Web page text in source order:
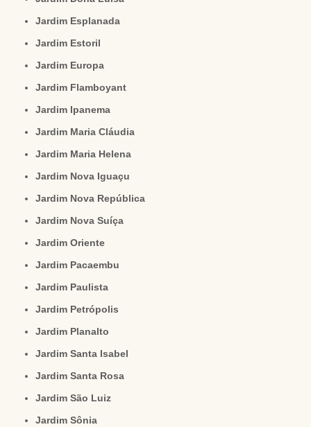
Jardim Esplanada
Jardim Estoril
Jardim Europa
Jardim Flamboyant
Jardim Ipanema
Jardim Maria Cláudia
Jardim Maria Helena
Jardim Nova Iguaçu
Jardim Nova República
Jardim Nova Suíça
Jardim Oriente
Jardim Pacaembu
Jardim Paulista
Jardim Petrópolis
Jardim Planalto
Jardim Santa Isabel
Jardim Santa Rosa
Jardim São Luiz
Jardim Sônia